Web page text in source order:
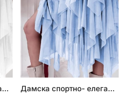
Дамска спортно- елегантна пола
Дамска спортно- елегантна пола